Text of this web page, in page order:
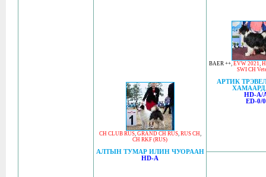
CH CLUB RUS, GRAND CH RUS, RUS CH,
CH RKF (RUS)
АЛТЫН ТУМАР ИЛИН ЧУОРААН
HD-A
BAER ++, EVW 2021,
SWI CH
АРТИК
HD-A/
ED-0/0